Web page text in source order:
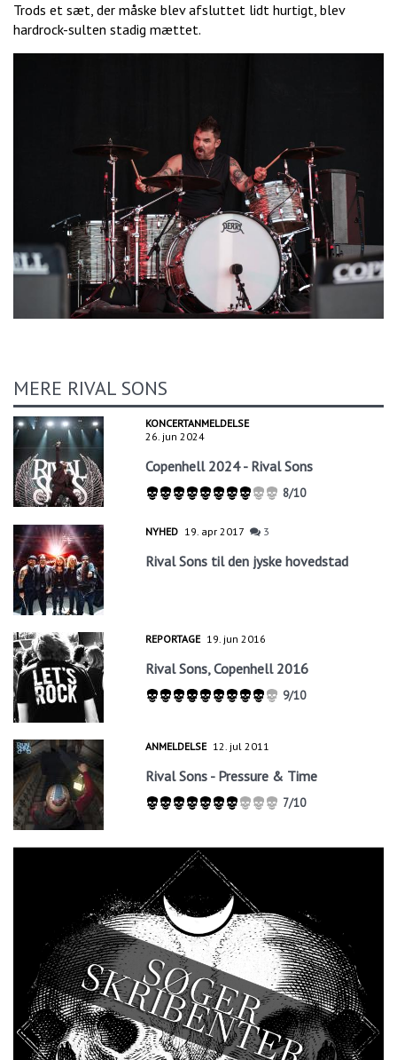
Trods et sæt, der måske blev afsluttet lidt hurtigt, blev
hardrock-sulten stadig mættet.
MERE RIVAL SONS
KONCERTANMELDELSE
26. jun 2024
Copenhell 2024 - Rival Sons
8/10
NYHED 19. apr 2017 3
Rival Sons til den jyske hovedstad
REPORTAGE 19. jun 2016
Rival Sons, Copenhell 2016
9/10
ANMELDELSE 12. jul 2011
Rival Sons - Pressure & Time
7/10